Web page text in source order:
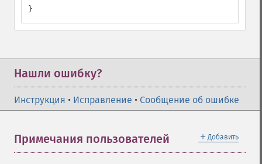
}
Нашли ошибку?
Инструкция • Исправление • Сообщение об ошибке
＋ Добавить
Примечания пользователей